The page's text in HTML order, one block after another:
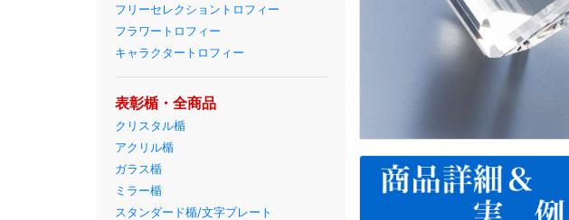
フリーセレクショントロフィー
フラワートロフィー
キャラクタートロフィー
表彰楯・全商品
クリスタル楯
アクリル楯
ガラス楯
ミラー楯
スタンダード楯/文字プレート